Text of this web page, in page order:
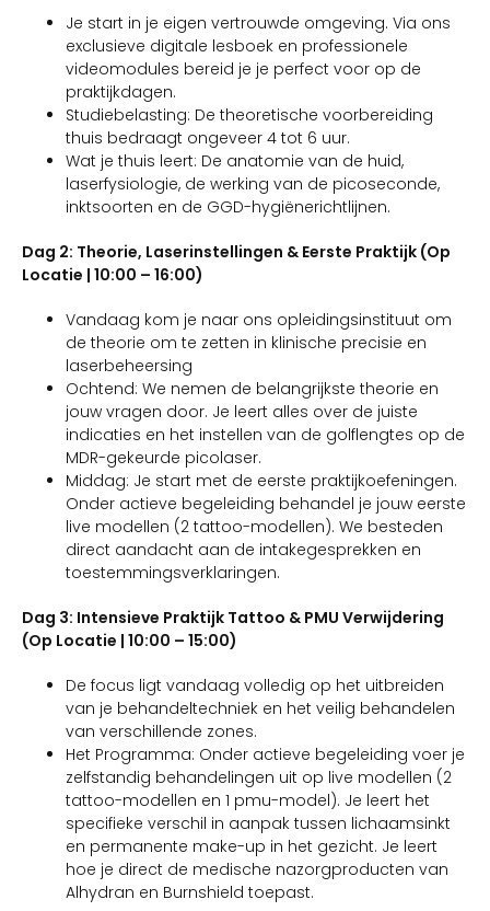
Je start in je eigen vertrouwde omgeving. Via ons
exclusieve digitale lesboek en professionele
videomodules bereid je je perfect voor op de
praktijkdagen.
Studiebelasting: De theoretische voorbereiding
thuis bedraagt ongeveer 4 tot 6 uur.
Wat je thuis leert: De anatomie van de huid,
laserfysiologie, de werking van de picoseconde,
inktsoorten en de GGD-hygiënerichtlijnen.
Dag 2: Theorie, Laserinstellingen & Eerste Praktijk (Op
Locatie | 10:00 – 16:00)
Vandaag kom je naar ons opleidingsinstituut om
de theorie om te zetten in klinische precisie en
laserbeheersing
Ochtend: We nemen de belangrijkste theorie en
jouw vragen door. Je leert alles over de juiste
indicaties en het instellen van de golflengtes op de
MDR-gekeurde picolaser.
Middag: Je start met de eerste praktijkoefeningen.
Onder actieve begeleiding behandel je jouw eerste
live modellen (2 tattoo-modellen). We besteden
direct aandacht aan de intakegesprekken en
toestemmingsverklaringen.
Dag 3: Intensieve Praktijk Tattoo & PMU Verwijdering
(Op Locatie | 10:00 – 15:00)
De focus ligt vandaag volledig op het uitbreiden
van je behandeltechniek en het veilig behandelen
van verschillende zones.
Het Programma: Onder actieve begeleiding voer je
zelfstandig behandelingen uit op live modellen (2
tattoo-modellen en 1 pmu-model). Je leert het
specifieke verschil in aanpak tussen lichaamsinkt
en permanente make-up in het gezicht. Je leert
hoe je direct de medische nazorgproducten van
Alhydran en Burnshield toepast.